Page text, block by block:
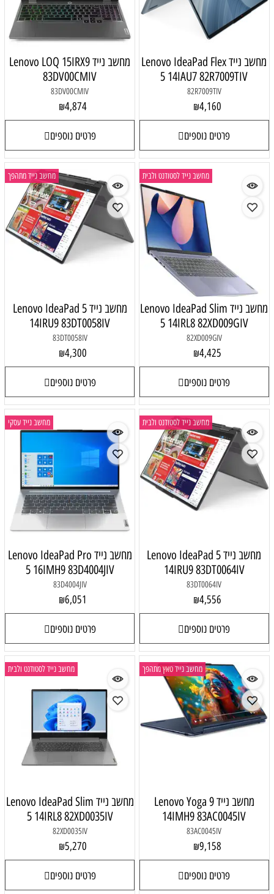
מחשב נייד Lenovo IdeaPad Flex
5 14IAU7 82R7009TIV
82R7009TIV
₪4,160
פרטים נוספים
מחשב נייד Lenovo LOQ 15IRX9
83DV00CMIV
83DV00CMIV
₪4,874
פרטים נוספים
מחשב נייד לסטודנט ולבית
מחשב נייד Lenovo IdeaPad Slim
5 14IRL8 82XD009GIV
82XD009GIV
₪4,425
פרטים נוספים
מחשב נייד מתהפך
מחשב נייד Lenovo IdeaPad 5
14IRU9 83DT0058IV
83DT0058IV
₪4,300
פרטים נוספים
מחשב נייד לסטודנט ולבית
מחשב נייד Lenovo IdeaPad 5
14IRU9 83DT0064IV
83DT0064IV
₪4,556
פרטים נוספים
מחשב נייד עסקי
מחשב נייד Lenovo IdeaPad Pro
5 16IMH9 83D4004JIV
83D4004JIV
₪6,051
פרטים נוספים
מחשב נייד טאץ מתהפך
מחשב נייד Lenovo Yoga 9
14IMH9 83AC0045IV
83AC0045IV
₪9,158
פרטים נוספים
מחשב נייד לסטודנט ולבית
מחשב נייד Lenovo IdeaPad Slim
5 14IRL8 82XD0035IV
82XD0035IV
₪5,270
פרטים נוספים